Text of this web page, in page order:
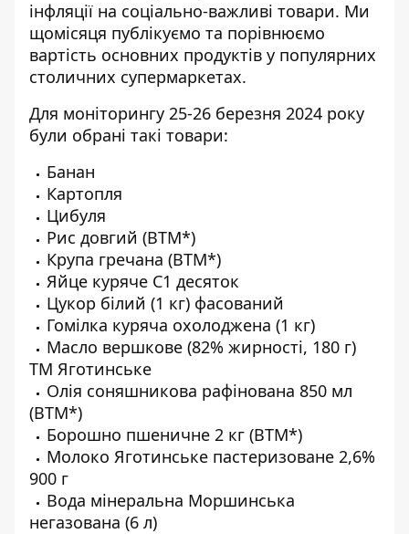
інфляції на соціально-важливі товари. Ми
щомісяця публікуємо та порівнюємо
вартість основних продуктів у популярних
столичних супермаркетах.
Для моніторингу 25-26 березня 2024 року
були обрані такі товари:
Банан
Картопля
Цибуля
Рис довгий (ВТМ*)
Крупа гречана (ВТМ*)
Яйце куряче С1 десяток
Цукор білий (1 кг) фасований
Гомілка куряча охолоджена (1 кг)
Масло вершкове (82% жирності, 180 г)
ТМ Яготинське
Олія соняшникова рафінована 850 мл
(ВТМ*)
Борошно пшеничне 2 кг (ВТМ*)
Молоко Яготинське пастеризоване 2,6%
900 г
Вода мінеральна Моршинська
негазована (6 л)